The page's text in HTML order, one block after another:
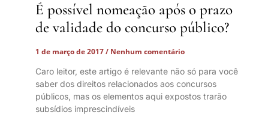
É possível nomeação após o prazo
de validade do concurso público?
1 de março de 2017 Nenhum comentário
Caro leitor, este artigo é relevante não só para você
saber dos direitos relacionados aos concursos
públicos, mas os elementos aqui expostos trarão
subsídios imprescindíveis